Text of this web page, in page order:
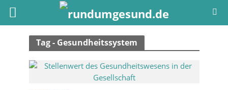
Tag - Gesundheitssystem